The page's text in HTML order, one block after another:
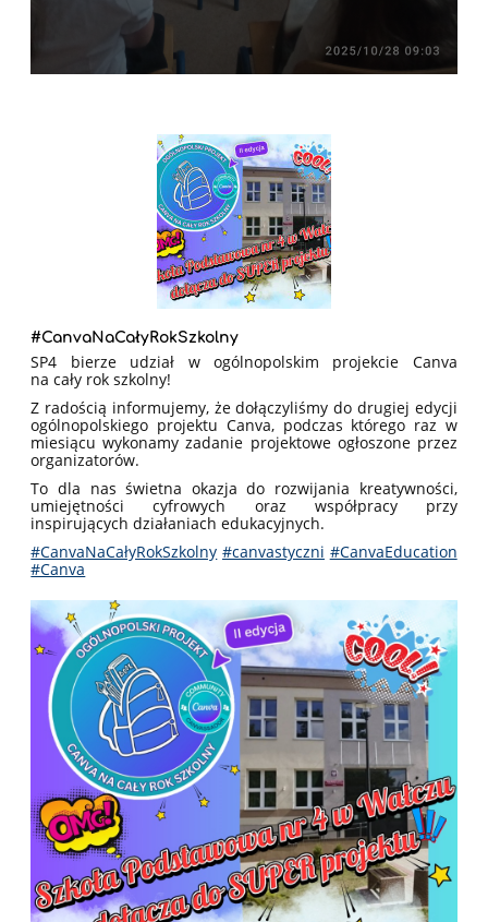
#CanvaNaCałyRokSzkolny
SP4 bierze udział w ogólnopolskim projekcie Canva
na cały rok szkolny!
Z radością informujemy, że dołączyliśmy do drugiej edycji
ogólnopolskiego projektu Canva, podczas którego raz w
miesiącu wykonamy zadanie projektowe ogłoszone przez
organizatorów.
To dla nas świetna okazja do rozwijania kreatywności,
umiejętności cyfrowych oraz współpracy przy
inspirujących działaniach edukacyjnych.
#CanvaNaCałyRokSzkolny #canvastyczni #CanvaEducation
#Canva